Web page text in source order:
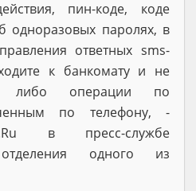
пин-коде, коде
одноразовых паролях, в
ответных sms-
к банкомату и не
либо операции по
по телефону, -
в пресс-службе
отделения одного из